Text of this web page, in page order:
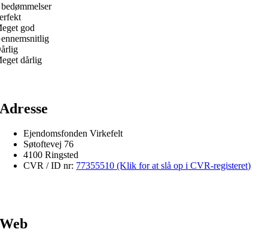
god
dårlig
Adresse
Ejendomsfonden Virkefelt
Søtoftevej 76
4100 Ringsted
CVR / ID nr: 77355510 (Klik for at slå op i CVR-registeret)
Web